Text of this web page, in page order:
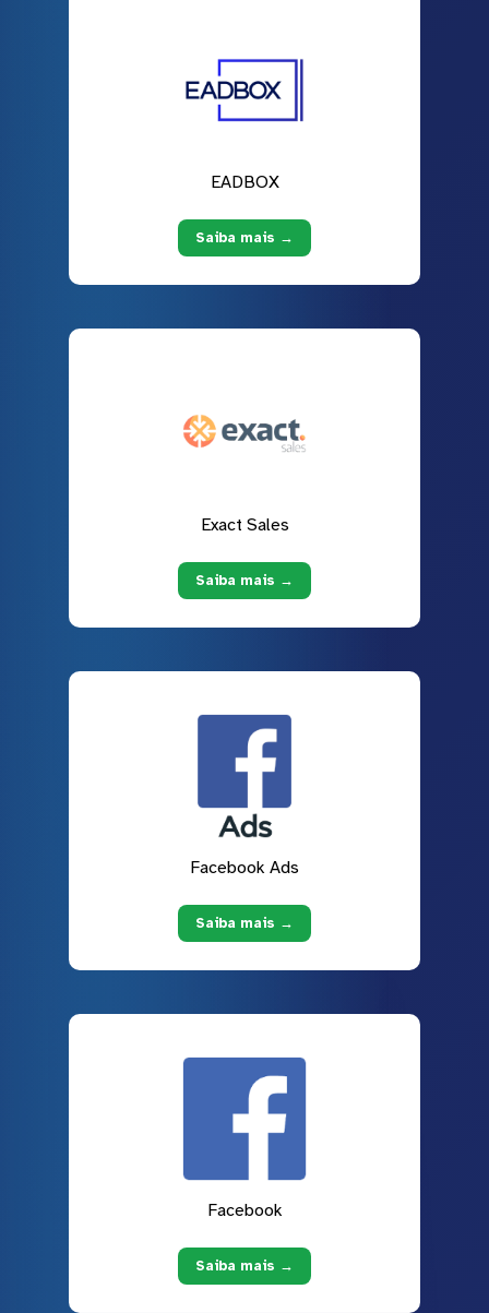
EADBOX
Saiba mais →
Exact Sales
Saiba mais →
Facebook Ads
Saiba mais →
Facebook
Saiba mais →